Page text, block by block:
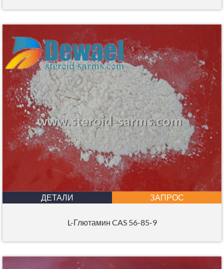
ДЕТАЛИ ЗАПРОС
L-Глютамин CAS 56-85-9